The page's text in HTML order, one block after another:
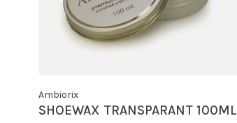
Ambiorix
SHOEWAX TRANSPARANT 100ML